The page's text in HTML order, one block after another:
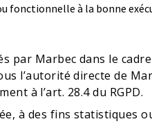
fonctionnelle à la bonne
par Marbec dans le
l’autorité directe de
à l’art. 28.4 du RGPD.
à des fins statistiques